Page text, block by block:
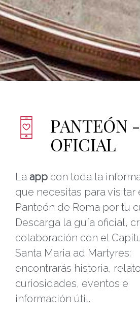
PANTEÓN
OFICIAL
La app con toda la
que necesitas para visitar
Panteón de Roma por tu
Descarga la guía oficial,
colaboración con el
Santa Maria ad Martyres:
encontrarás historia,
curiosidades, eventos e
información útil.